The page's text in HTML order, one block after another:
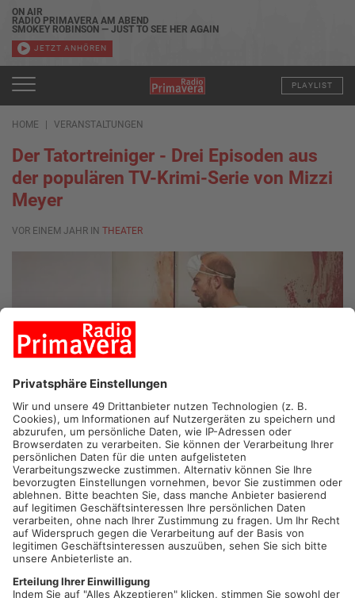
ON AIR
RADIO PRIMAVERA AM ABEND
SMOKEY ROBINSON — JUST TO SEE HER AGAIN
JETZT ANHÖREN
PLAYLIST
HOME VERANSTALTUNGEN
Der Tatortreiniger - Drei Episoden aus
der populären TV-Krimi-Serie von Mizzi
Meyer
VOR EINEM JAHR IN THEATER
Wenn alle anderen weg sind, der Mörder, die Kriminalbeamten,
die Spurensicherung, wenn nur noch die Leiche da ist, dann
schlägt seine Stunde!
Dann kommt Heiko „Schotty“ Schotte! Dann wird das entfernt,
was keiner mehr braucht und was keiner sehen will. Die Reste
der Verbrechen. Seien die Orte auch noch so grauenvoll,